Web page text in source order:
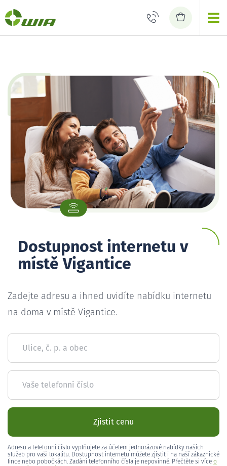
Dostupnost internetu v
místě Vigantice
Zadejte adresu a ihned uvidíte nabídku internetu
na doma v místě Vigantice.
Ulice, č. p. a obec
Vaše telefonní číslo
Zjistit cenu
Adresu a telefonní číslo vyplňujete za účelem jednorázové nabídky našich
služeb pro vaši lokalitu. Dostupnost internetu můžete zjistit i na naší zákaznické
lince nebo pobočkách. Zadání telefonního čísla je nepovinné. Přečtěte si více o